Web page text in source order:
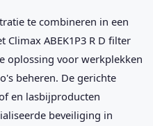
te combineren in een
ABEK1P3 R D filter
oplossing voor werkplekken
beheren. De gerichte
en lasbijproducten
beveiliging in